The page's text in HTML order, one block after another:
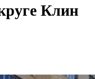
Клин